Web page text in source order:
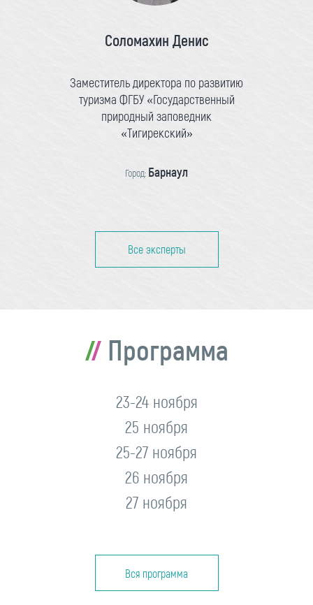
Соломахин Денис
Заместитель директора по развитию
туризма ФГБУ «Государственный
природный заповедник
«Тигирекский»
Город: Барнаул
Все эксперты
Программа
23-24 ноября
25 ноября
25-27 ноября
26 ноября
27 ноября
Вся программа